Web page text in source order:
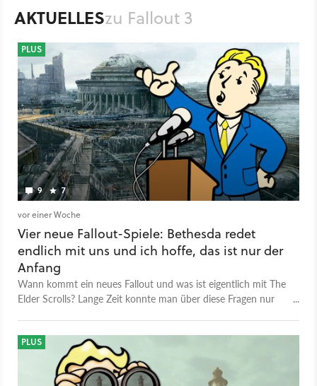
AKTUELLESzu Fallout 3
9 7
PLUS
vor einer Woche
Vier neue Fallout-Spiele: Bethesda redet
endlich mit uns und ich hoffe, das ist nur der
Anfang
Wann kommt ein neues Fallout und was ist eigentlich mit The
Elder Scrolls? Lange Zeit konnte man über diese Fragen nur
PLUS